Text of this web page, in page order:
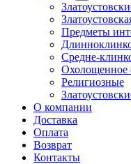
Предметы
Средне-
Охолощенное
Религиозные
О компании
Доставка
Оплата
Возврат
Контакты